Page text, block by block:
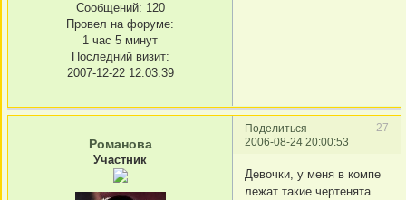
Сообщений: 120
Провел на форуме:
1 час 5 минут
Последний визит:
2007-12-22 12:03:39
Поделиться
27
2006-08-24 20:00:53
Романова
Участник
Девочки, у меня в компе
лежат такие чертенята.